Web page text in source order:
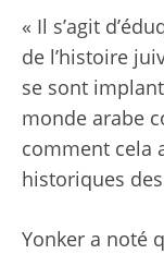
« Il s’agit
de l’histoire
se sont
monde arabe
comment cela
historiques
Yonker a noté